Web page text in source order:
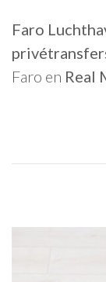
Faro
Faro en Real